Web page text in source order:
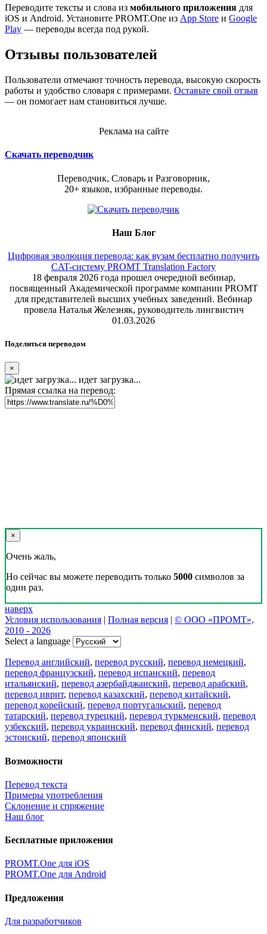
Переводите тексты и слова из мобильного приложения для
iOS и Android. Установите PROMT.One из App Store и Google
Play — переводы всегда под рукой.
Отзывы пользователей
Пользователи отмечают точность перевода, высокую скорость
работы и удобство словаря с примерами. Оставьте свой отзыв
— он помогает нам становиться лучше.
Цифровая эволюция перевода: как вузам бесплатно получить
CAT-систему PROMT Translation Factory
18 февраля 2026 года прошел очередной вебинар,
посвященный Академической программе компании PROMT
для представителей высших учебных заведений. Вебинар
провела Наталья Железняк, руководитель лингвистич
01.03.2026
Поделиться переводом
×
идет загрузка...
×